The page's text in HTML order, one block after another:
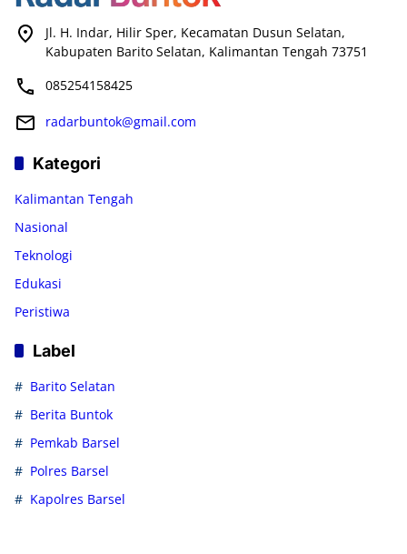
Jl. H. Indar, Hilir Sper, Kecamatan Dusun Selatan,
Kabupaten Barito Selatan, Kalimantan Tengah 73751
085254158425
radarbuntok@gmail.com
Kategori
Kalimantan Tengah
Nasional
Teknologi
Edukasi
Peristiwa
Label
Barito Selatan
Berita Buntok
Pemkab Barsel
Polres Barsel
Kapolres Barsel